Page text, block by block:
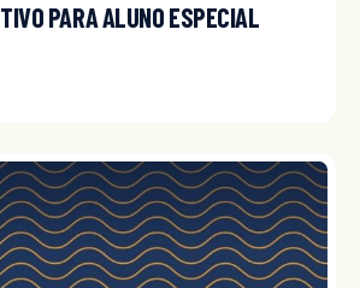
PARA ALUNO ESPECIAL